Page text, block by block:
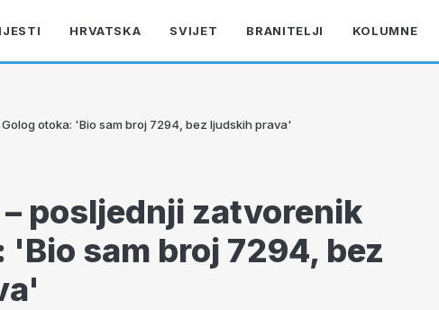
HRVATSKA SVIJET BRANITELJI KOLUMNE
otoka: 'Bio sam broj 7294, bez ljudskih prava'
posljednji zatvorenik
'Bio sam broj 7294, bez